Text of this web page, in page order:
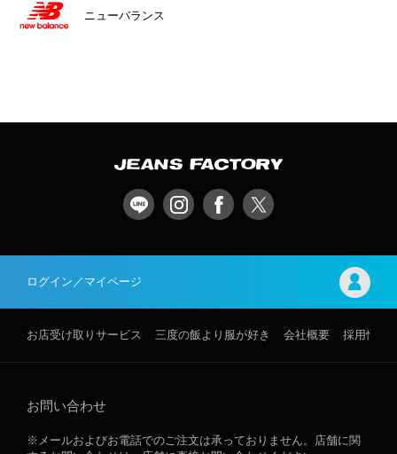
ニューバランス
ログイン／マイページ
お店受け取りサービス 三度の飯より服が好き 会社概要 採用情報
お問い合わせ
※メールおよびお電話でのご注文は承っておりません。店舗に関